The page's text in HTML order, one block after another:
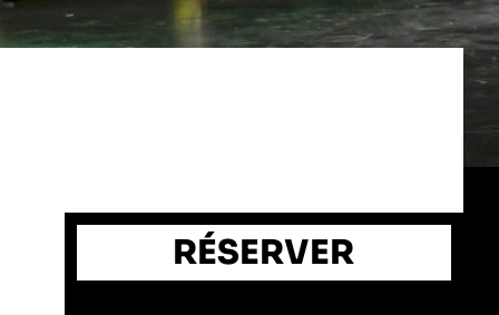
RÉSERVER